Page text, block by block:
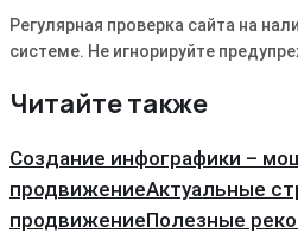
Регулярная проверка сайта на
системе. Не игнорируйте
Читайте также
Создание инфографики –
продвижениеАктуальные
продвижениеПолезные